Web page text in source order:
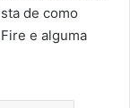
de como
e alguma